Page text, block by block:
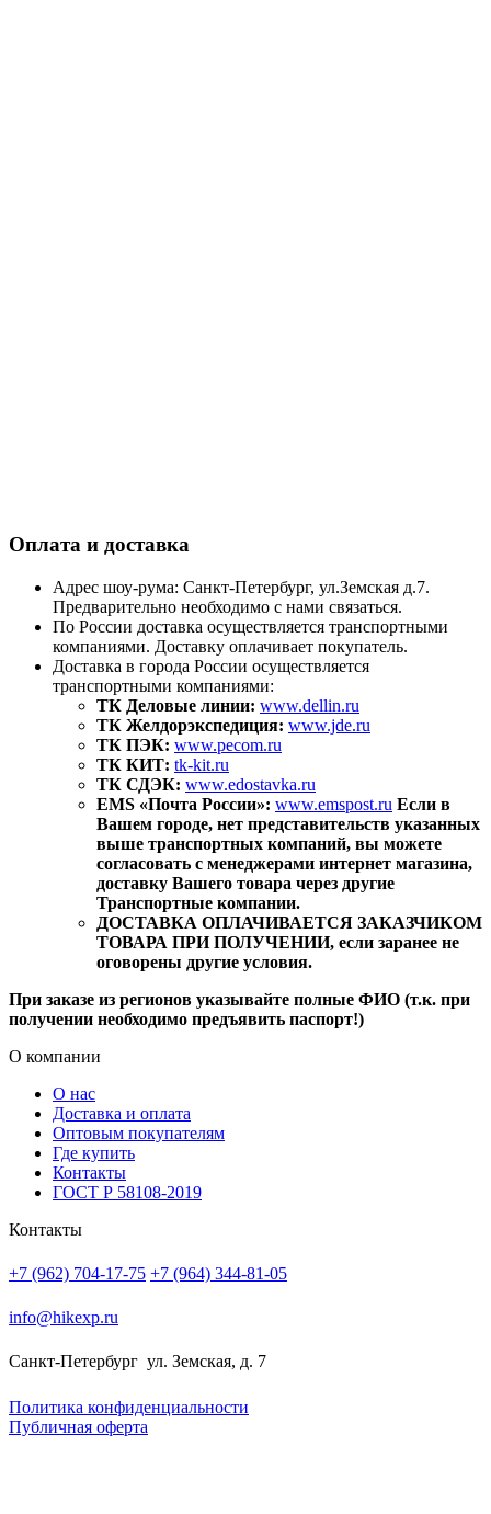
Оплата и доставка
Адрес шоу-рума: Санкт-Петербург, ул.Земская д.7.
Предварительно необходимо с нами связаться.
По России доставка осуществляется транспортными
компаниями. Доставку оплачивает покупатель.
Доставка в города России осуществляется
транспортными компаниями:
ТК Деловые линии: www.dellin.ru
ТК Желдорэкспедиция: www.jde.ru
ТК ПЭК: www.pecom.ru
ТК КИТ: tk-kit.ru
ТК СДЭК: www.edostavka.ru
EMS «Почта России»: www.emspost.ru Если в
Вашем городе, нет представительств указанных
выше транспортных компаний, вы можете
согласовать с менеджерами интернет магазина,
доставку Вашего товара через другие
Транспортные компании.
ДОСТАВКА ОПЛАЧИВАЕТСЯ ЗАКАЗЧИКОМ
ТОВАРА ПРИ ПОЛУЧЕНИИ, если заранее не
оговорены другие условия.
При заказе из регионов указывайте полные ФИО (т.к. при
получении необходимо предъявить паспорт!)
О компании
О нас
Доставка и оплата
Оптовым покупателям
Где купить
Контакты
ГОСТ Р 58108-2019
Контакты
+7 (962) 704-17-75 +7 (964) 344-81-05
info@hikexp.ru
Санкт-Петербург ул. Земская, д. 7
Политика конфиденциальности
Публичная оферта